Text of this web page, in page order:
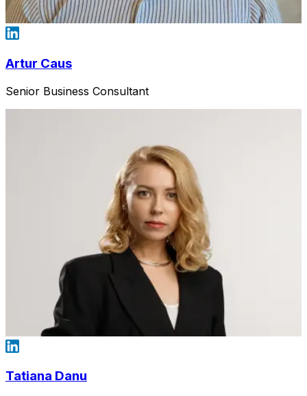
Artur Caus
Senior Business Consultant
Tatiana Danu